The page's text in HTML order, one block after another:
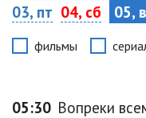
03, пт 04, сб 05,
фильмы
05:30 Вопреки